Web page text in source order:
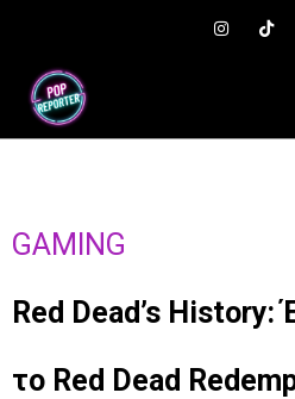
GAMING
Red Dead’s History:
το Red Dead